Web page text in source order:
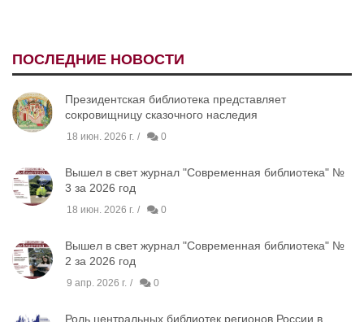
ПОСЛЕДНИЕ НОВОСТИ
Президентская библиотека представляет
сокровищницу сказочного наследия
18 июн. 2026 г. 0
Вышел в свет журнал "Современная библиотека" №
3 за 2026 год
18 июн. 2026 г. 0
Вышел в свет журнал "Современная библиотека" №
2 за 2026 год
9 апр. 2026 г. 0
Роль центральных библиотек регионов России в